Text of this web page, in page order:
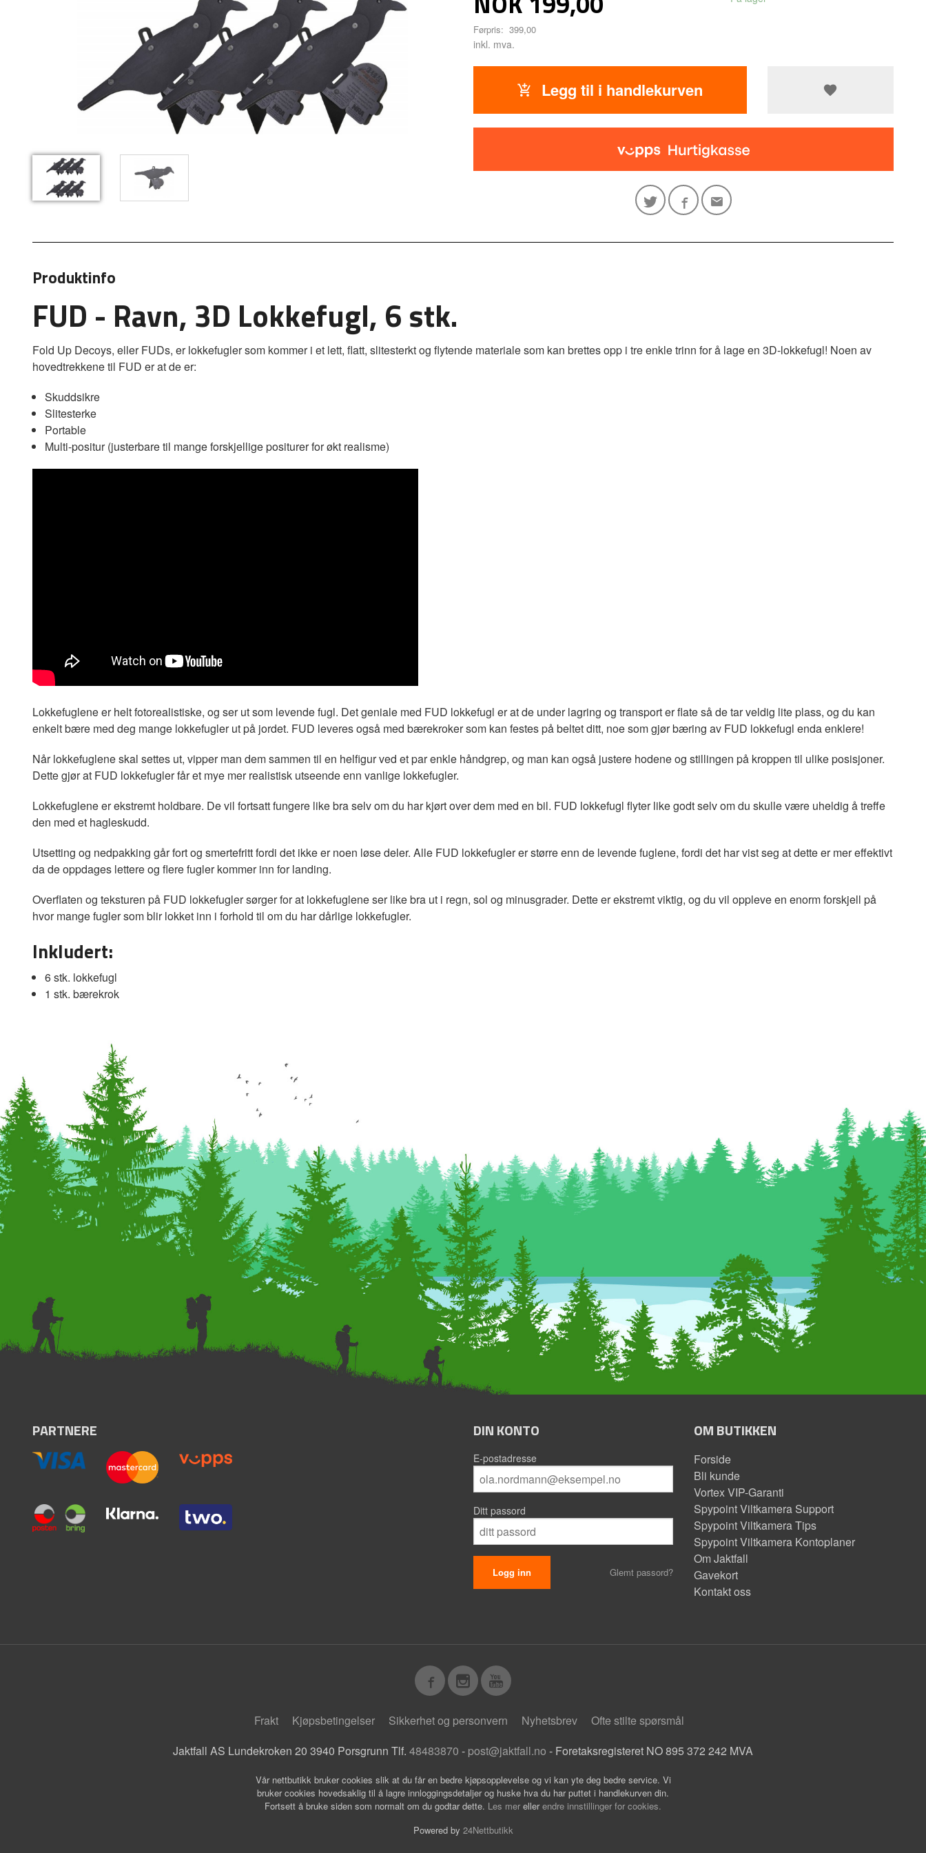
Førpris: 399,00
inkl. mva.
Legg til i handlekurven
Produktinfo
FUD - Ravn, 3D Lokkefugl, 6 stk.
Fold Up Decoys, eller FUDs, er lokkefugler som kommer i et lett, flatt, slitesterkt og flytende materiale som kan brettes opp i tre enkle trinn for å lage en 3D-lokkefugl! Noen av
hovedtrekkene til FUD er at de er:
Skuddsikre
Slitesterke
Portable
Multi-positur (justerbare til mange forskjellige positurer for økt realisme)
Lokkefuglene er helt fotorealistiske, og ser ut som levende fugl. Det geniale med FUD lokkefugl er at de under lagring og transport er flate så de tar veldig lite plass, og du kan
enkelt bære med deg mange lokkefugler ut på jordet. FUD leveres også med bærekroker som kan festes på beltet ditt, noe som gjør bæring av FUD lokkefugl enda enklere!
Når lokkefuglene skal settes ut, vipper man dem sammen til en helfigur ved et par enkle håndgrep, og man kan også justere hodene og stillingen på kroppen til ulike posisjoner.
Dette gjør at FUD lokkefugler får et mye mer realistisk utseende enn vanlige lokkefugler.
Lokkefuglene er ekstremt holdbare. De vil fortsatt fungere like bra selv om du har kjørt over dem med en bil. FUD lokkefugl flyter like godt selv om du skulle være uheldig å treffe
den med et hagleskudd.
Utsetting og nedpakking går fort og smertefritt fordi det ikke er noen løse deler. Alle FUD lokkefugler er større enn de levende fuglene, fordi det har vist seg at dette er mer effektivt
da de oppdages lettere og flere fugler kommer inn for landing.
Overflaten og teksturen på FUD lokkefugler sørger for at lokkefuglene ser like bra ut i regn, sol og minusgrader. Dette er ekstremt viktig, og du vil oppleve en enorm forskjell på
hvor mange fugler som blir lokket inn i forhold til om du har dårlige lokkefugler.
Inkludert:
6 stk. lokkefugl
1 stk. bærekrok
PARTNERE DIN KONTO
E-postadresse
Ditt passord
Glemt passord?
OM BUTIKKEN
Forside
Bli kunde
Vortex VIP-Garanti
Spypoint Viltkamera Support
Spypoint Viltkamera Tips
Spypoint Viltkamera Kontoplaner
Om Jaktfall
Gavekort
Kontakt oss
Frakt Kjøpsbetingelser Sikkerhet og personvern Nyhetsbrev
Ofte stilte spørsmål
Jaktfall AS Lundekroken 20 3940 Porsgrunn Tlf. 48483870 - post@jaktfall.no - Foretaksregisteret NO 895 372 242 MVA
Vår nettbutikk bruker cookies slik at du får en bedre kjøpsopplevelse og vi kan yte deg bedre service. Vi
bruker cookies hovedsaklig til å lagre innloggingsdetaljer og huske hva du har puttet i handlekurven din.
Fortsett å bruke siden som normalt om du godtar dette. Les mer ellerendre innstillinger for cookies.
Powered by 24Nettbutikk